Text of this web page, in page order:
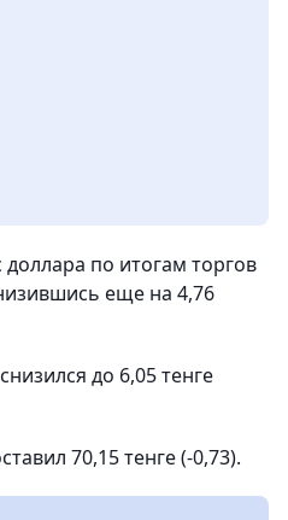
по итогам торгов
еще на 4,76
до 6,05 тенге
70,15 тенге (-0,73).